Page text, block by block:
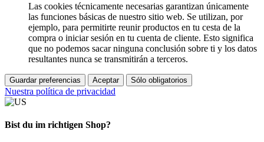
Las cookies técnicamente necesarias garantizan únicamente
las funciones básicas de nuestro sitio web. Se utilizan, por
ejemplo, para permitirte reunir productos en tu cesta de la
compra o iniciar sesión en tu cuenta de cliente. Esto significa
que no podemos sacar ninguna conclusión sobre ti y los datos
resultantes nunca se transmitirán a terceros.
Guardar preferencias Aceptar Sólo obligatorios
Nuestra política de privacidad
Bist du im richtigen Shop?